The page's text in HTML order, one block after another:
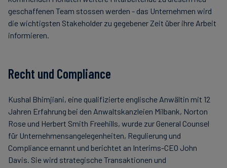
geschaffenen Team stossen werden - das Unternehmen wird
die wichtigsten Stakeholder zu gegebener Zeit über ihre Arbeit
informieren.
Recht und Compliance
Kushal Bhimjiani, eine qualifizierte englische Anwältin mit 12
Jahren Erfahrung bei den Anwaltskanzleien Milbank, Norton
Rose und Herbert Smith Freehills, wurde zur General Counsel
für Unternehmensangelegenheiten, Regulierung und
Compliance ernannt und berichtet an Interims-CEO John
Davis. Sie wird strategische Transaktionen und